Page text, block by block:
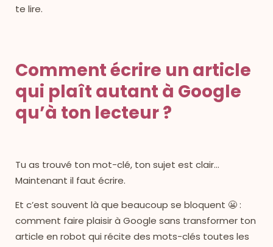
te lire.
Comment écrire un article
qui plaît autant à Google
qu’à ton lecteur ?
Tu as trouvé ton mot-clé, ton sujet est clair…
Maintenant il faut écrire.
Et c’est souvent là que beaucoup se bloquent 😬 :
comment faire plaisir à Google sans transformer ton
article en robot qui récite des mots-clés toutes les